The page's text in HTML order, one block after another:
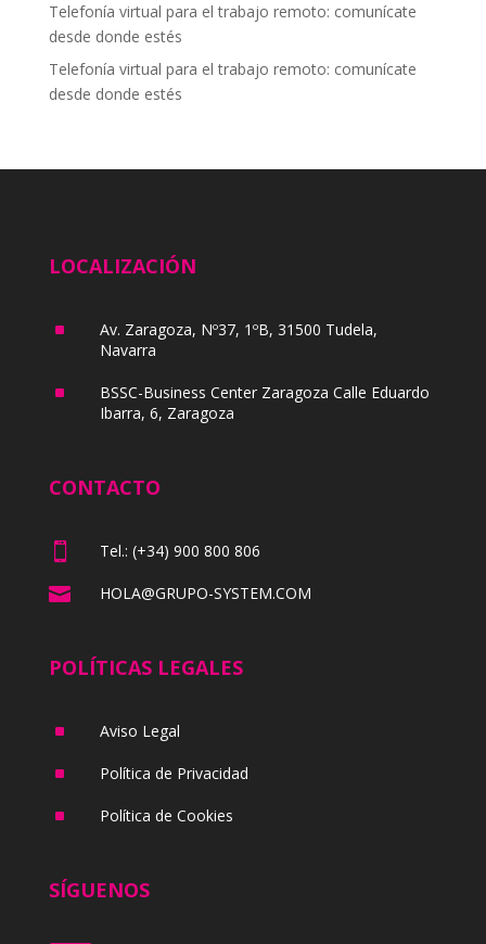
Telefonía virtual para el trabajo remoto: comunícate
desde donde estés
Telefonía virtual para el trabajo remoto: comunícate
desde donde estés
LOCALIZACIÓN
^
Av. Zaragoza, Nº37, 1ºB, 31500 Tudela,
Navarra
^
BSSC-Business Center Zaragoza Calle Eduardo
Ibarra, 6, Zaragoza
CONTACTO
 Tel.: (+34) 900 800 806
 HOLA@GRUPO-SYSTEM.COM
POLÍTICAS LEGALES
^ Aviso Legal
^ Política de Privacidad
^ Política de Cookies
SÍGUENOS